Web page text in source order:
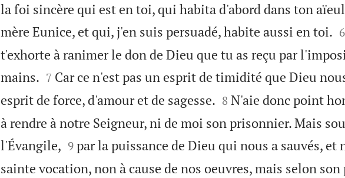
la foi sincère qui est en toi, qui habita d'abord dans ton
mère Eunice, et qui, j'en suis persuadé, habite aussi en toi.
6
t'exhorte à ranimer le don de Dieu que tu as reçu par
mains.
7 Car ce n'est pas un esprit de timidité que Dieu
esprit de force, d'amour et de sagesse.
8 N'aie donc point
à rendre à notre Seigneur, ni de moi son prisonnier. Mais
l'Évangile,
9 par la puissance de Dieu qui nous a sauvés, et
sainte vocation, non à cause de nos oeuvres, mais selon